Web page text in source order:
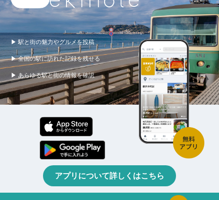
▶ 駅と街の魅力やグルメを投稿
▶ 全国の駅に訪れた記録を残せる
▶ あらゆる駅と街の情報を確認
アプリについて詳しくはこちら